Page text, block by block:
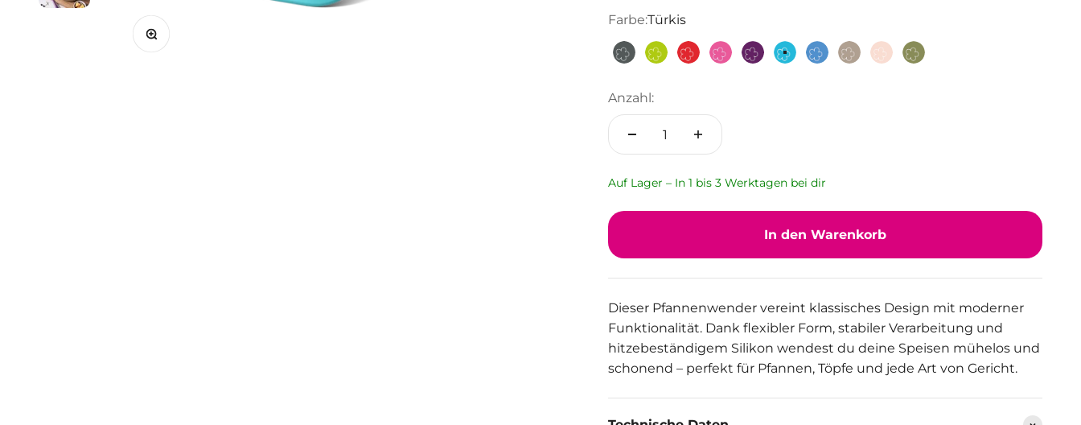
Bild vergrößern Farbe:Türkis
Anthrazit
LimetteRot Pink Lila TürkisHellblauTaupeAltrosaOlive
Anzahl:
Auf Lager – In 1 bis 3 Werktagen bei dir
In den Warenkorb
Dieser Pfannenwender vereint klassisches Design mit moderner
Funktionalität. Dank flexibler Form, stabiler Verarbeitung und
hitzebeständigem Silikon wendest du deine Speisen mühelos und
schonend – perfekt für Pfannen, Töpfe und jede Art von Gericht.